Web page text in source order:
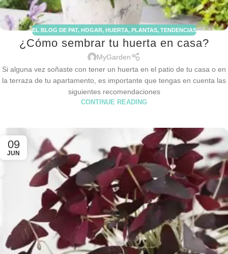
EL BLOG DE PAT, HOGAR, HUERTA, PLANTAS, TENDENCIAS
¿Cómo sembrar tu huerta en casa?
MyGarden
Si alguna vez soñaste con tener un huerta en el patio de tu casa o en
la terraza de tu apartamento, es importante que tengas en cuenta las
siguientes recomendaciones
CONTINUE READING
09
JUN